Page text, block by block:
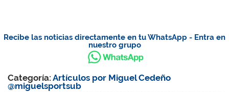
Recibe las noticias directamente en tu WhatsApp - Entra en
nuestro grupo
Categoría:Artículos por Miguel Cedeño
@miguelsportsub